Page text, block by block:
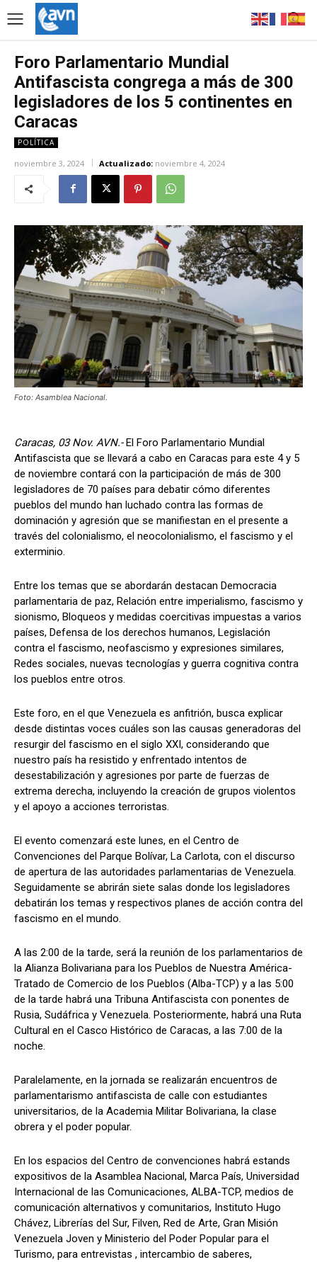
Foro Parlamentario Mundial
Antifascista congrega a más de 300
legisladores de los 5 continentes en
Caracas
POLÍTICA
noviembre 3, 2024 Actualizado: noviembre 4, 2024
Foto: Asamblea Nacional.
Caracas, 03 Nov. AVN.- El Foro Parlamentario Mundial
Antifascista que se llevará a cabo en Caracas para este 4 y 5
de noviembre contará con la participación de más de 300
legisladores de 70 países para debatir cómo diferentes
pueblos del mundo han luchado contra las formas de
dominación y agresión que se manifiestan en el presente a
través del colonialismo, el neocolonialismo, el fascismo y el
exterminio.
Entre los temas que se abordarán destacan Democracia
parlamentaria de paz, Relación entre imperialismo, fascismo y
sionismo, Bloqueos y medidas coercitivas impuestas a varios
países, Defensa de los derechos humanos, Legislación
contra el fascismo, neofascismo y expresiones similares,
Redes sociales, nuevas tecnologías y guerra cognitiva contra
los pueblos entre otros.
Este foro, en el que Venezuela es anfitrión, busca explicar
desde distintas voces cuáles son las causas generadoras del
resurgir del fascismo en el siglo XXI, considerando que
nuestro país ha resistido y enfrentado intentos de
desestabilización y agresiones por parte de fuerzas de
extrema derecha, incluyendo la creación de grupos violentos
y el apoyo a acciones terroristas.
El evento comenzará este lunes, en el Centro de
Convenciones del Parque Bolívar, La Carlota, con el discurso
de apertura de las autoridades parlamentarias de Venezuela.
Seguidamente se abrirán siete salas donde los legisladores
debatirán los temas y respectivos planes de acción contra del
fascismo en el mundo.
A las 2:00 de la tarde, será la reunión de los parlamentarios de
la Alianza Bolivariana para los Pueblos de Nuestra América-
Tratado de Comercio de los Pueblos (Alba-TCP) y a las 5:00
de la tarde habrá una Tribuna Antifascista con ponentes de
Rusia, Sudáfrica y Venezuela. Posteriormente, habrá una Ruta
Cultural en el Casco Histórico de Caracas, a las 7:00 de la
noche.
Paralelamente, en la jornada se realizarán encuentros de
parlamentarismo antifascista de calle con estudiantes
universitarios, de la Academia Militar Bolivariana, la clase
obrera y el poder popular.
En los espacios del Centro de convenciones habrá estands
expositivos de la Asamblea Nacional, Marca País, Universidad
Internacional de las Comunicaciones, ALBA-TCP, medios de
comunicación alternativos y comunitarios, Instituto Hugo
Chávez, Librerías del Sur, Filven, Red de Arte, Gran Misión
Venezuela Joven y Ministerio del Poder Popular para el
Turismo, para entrevistas , intercambio de saberes,